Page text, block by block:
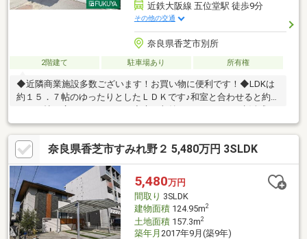
近鉄大阪線 五位堂駅 徒歩9分
その他の交通
奈良県香芝市別所
2階建て 駐車場あり 所有権
◆近隣商業施設多数ございます！お買い物に便利です！◆LDKは
約１５．７帖のゆったりとしたＬＤＫです♪和室と合わせると約２
出てしまうような日用品のストックの収納に活躍します！◆１階
の和室には床の間がありますので、絵画や花などをきれいに飾る
ことができますね♪※駐車台数は車種による【物件の特徴】山が見
える、２階建、陽当り良好、通風良好、２沿線以上利用可、南向
き、ＬＤＫ１５畳以上、和室、対面式キッチン、南面バルコニ
ー、床下収納、浴室に窓、眺望良好、全居室６畳以上、平坦地
奈良県香芝市すみれ野２ 5,480万円 3SLDK
5,480万円
間取り 3SLDK
建物面積124.95m2
土地面積157.3m2
築年月 2017年9月(築9年)